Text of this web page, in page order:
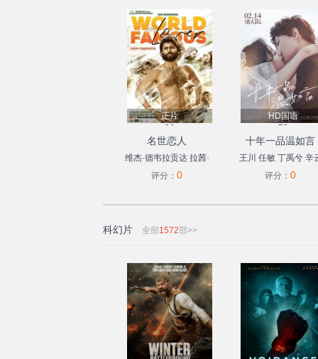
正片
26
名世恋人
维杰·德韦拉贡达 拉茜·
艾西瓦娅·拉杰什
评分： 0
HD国语
73
十年一品温如言
王川 任敏 丁禹兮 辛
李泽锋 丁楠
评分： 0
科幻片 全部1572部>>